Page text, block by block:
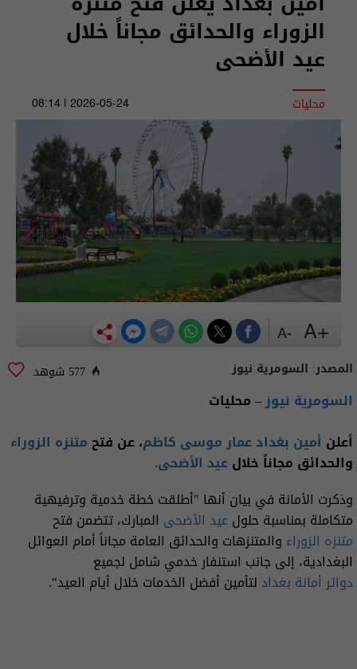
الزوراء والحدائق مجاناً خلال
عيد الأضحى
محليات 2026-05-24 | 08:14
المصدر: السومرية نيوز 577 شوهد
السومرية نيوز– محليات
أعلن أمين بغدادعمار موسى كاظم، عن فتحمتنزه الزوراء
والحدائق مجاناً خلالعيد الأضحى.
وذكرت الأمانة في بيان أنها "أطلقت خطة خدمية وترفيهية
متكاملة بمناسبة حلولعيد الأضحى المبارك، تتضمن فتح
متنزه الزوراء والمتنزهات والحدائق العامة مجاناً أمام العوائل
البغدادية، إلى جانب استنفار خدمي شامل لجميع
دوائر أمانة بغدادلتأمين أفضل الخدمات خلال أيام العيد".
+A
-A